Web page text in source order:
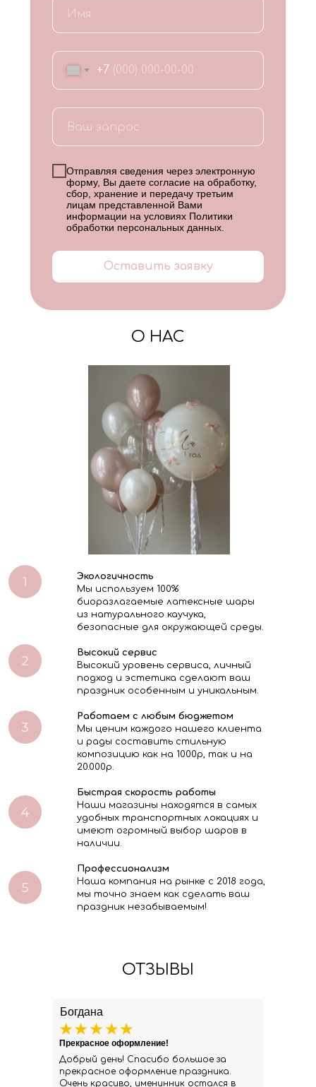
+7
Отправляя сведения через электронную
форму, Вы даете согласие на обработку,
сбор, хранение и передачу третьим
лицам представленной Вами
информации на условиях Политики
обработки персональных данных
Оставить заявку
О НАС
Экологичность
Мы используем 100%
биоразлагаемые латексные шары
из натурального каучука,
безопасные для окружающей среды.
Высокий сервис
Высокий уровень сервиса, личный
подход и эстетика сделают ваш
праздник особенным и уникальным.
Работаем с любым бюджетом
Мы ценим каждого нашего клиента
и рады составить стильную
композицию как на 1000р, так и на
20.000р.
Быстрая скорость работы
Наши магазины находятся в самых
удобных транспортных локациях и
имеют огромный выбор шаров в
наличии.
Профессионализм
Наша компания на рынке с 2018 года,
мы точно знаем как сделать ваш
праздник незабываемым!
ОТЗЫВЫ
Богдана
Добрый день! Спасибо большое за
прекрасное оформление праздника.
Очень красиво, именинник остался в
Прекрасное оформление!